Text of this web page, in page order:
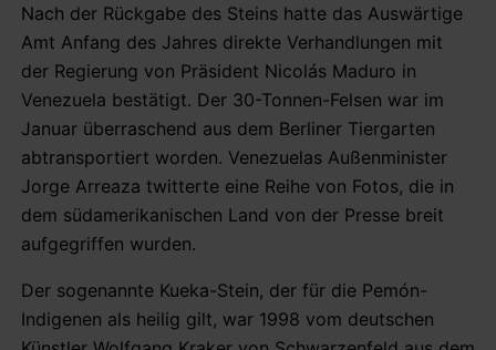
Nach der Rückgabe des Steins hatte das Auswärtige
Amt Anfang des Jahres direkte Verhandlungen mit
der Regierung von Präsident Nicolás Maduro in
Venezuela bestätigt. Der 30-Tonnen-Felsen war im
Januar überraschend aus dem Berliner Tiergarten
abtransportiert worden. Venezuelas Außenminister
Jorge Arreaza twitterte eine Reihe von Fotos, die in
dem südamerikanischen Land von der Presse breit
aufgegriffen wurden.
Der sogenannte Kueka-Stein, der für die Pemón-
Indigenen als heilig gilt, war 1998 vom deutschen